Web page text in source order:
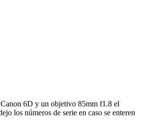
6D y un objetivo 85mm f1.8 el
los números de serie en caso se enteren